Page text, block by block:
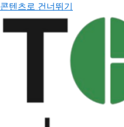
콘텐츠로 건너뛰기